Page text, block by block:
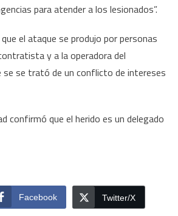
para atender a los lesionados”.
el ataque se produjo por personas
y a la operadora del
se se trató de un conflicto de intereses
confirmó que el herido es un delegado
Facebook Twitter/X